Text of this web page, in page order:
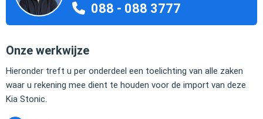
088 - 088 3777
Onze werkwijze
Hieronder treft u per onderdeel een toelichting van alle zaken
waar u rekening mee dient te houden voor de import van deze
Kia Stonic.